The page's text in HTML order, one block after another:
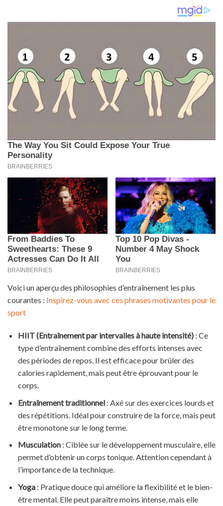
Voici un aperçu des philosophies d’entraînement les plus
courantes : Inspirez-vous avec ces phrases motivantes pour le
sport
HIIT (Entraînement par intervalles à haute intensité): Ce
type d’entraînement combine des efforts intenses avec
des périodes de repos. Il est efficace pour brûler des
calories rapidement, mais peut être éprouvant pour le
corps.
Entraînement traditionnel: Axé sur des exercices lourds et
des répétitions. Idéal pour construire de la force, mais peut
être monotone sur le long terme.
Musculation: Ciblée sur le développement musculaire, elle
permet d’obtenir un corps tonique. Attention cependant à
l’importance de la technique.
Yoga: Pratique douce qui améliore la flexibilité et le bien-
être mental. Elle peut paraître moins intense, mais elle